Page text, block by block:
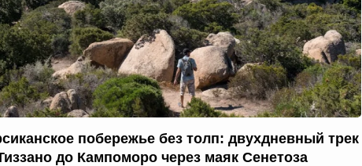
побережье без толп: двухдневный трек
до Кампоморо через маяк Сенетоза